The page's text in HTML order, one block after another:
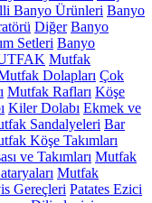
Banyo Ürünleri Banyo
Diğer Banyo
Setleri Banyo
Mutfak
Dolapları Çok
Mutfak Rafları Köşe
Kiler Dolabı Ekmek ve
Sandalyeleri Bar
Köşe Takımları
ve Takımları Mutfak
Mutfak
Gereçleri Patates Ezici